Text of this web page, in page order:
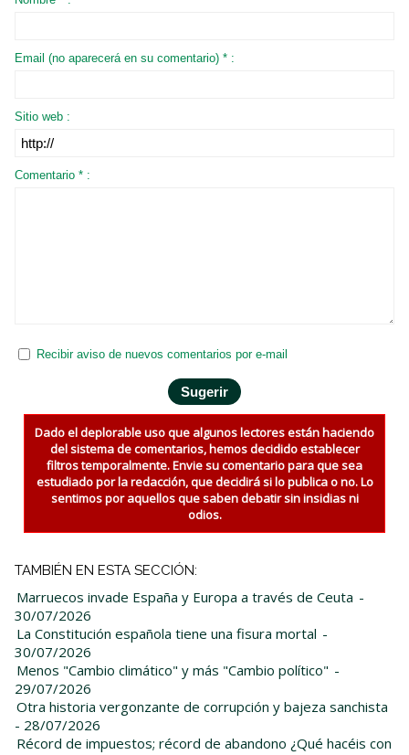
Email (no aparecerá en su comentario) * :
Sitio web :
Comentario * :
Recibir aviso de nuevos comentarios por e-mail
Dado el deplorable uso que algunos lectores están haciendo
del sistema de comentarios, hemos decidido establecer
filtros temporalmente. Envie su comentario para que sea
estudiado por la redacción, que decidirá si lo publica o no. Lo
sentimos por aquellos que saben debatir sin insidias ni
odios.
TAMBIÉN EN ESTA SECCIÓN:
Marruecos invade España y Europa a través de Ceuta -
30/07/2026
La Constitución española tiene una fisura mortal -
30/07/2026
Menos "Cambio climático" y más "Cambio político" -
29/07/2026
Otra historia vergonzante de corrupción y bajeza sanchista
- 28/07/2026
Récord de impuestos; récord de abandono ¿Qué hacéis con